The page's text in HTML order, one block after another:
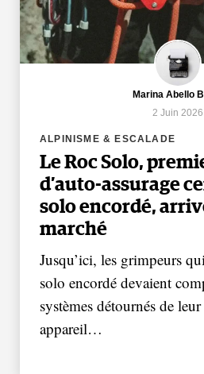
Marina Abello
2 Juin 2026
ALPINISME & ESCALADE
Le Roc Solo,
d’auto-assurage
solo encordé,
marché
Jusqu’ici, les grimpeurs
solo encordé devaient
systèmes détournés de
appareil…